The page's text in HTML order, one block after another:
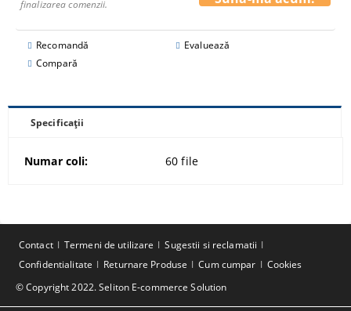
finalizarea comenzii.
Recomandă
Evaluează
Compară
Specificații
Numar coli: 60 file
© Copyright 2022. Seliton E-commerce Solution
Contact Termeni de utilizare
Sugestii si reclamatii
Confidentialitate
Returnare Produse Cum cumpar Cookies